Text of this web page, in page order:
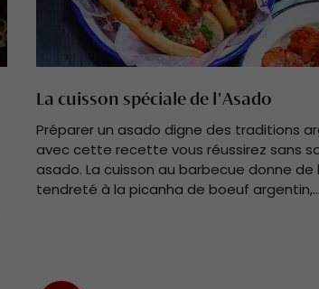
La cuisson spéciale de l'Asado
Préparer un asado digne des traditions
avec cette recette vous réussirez sans
asado. La cuisson au barbecue donne de
tendreté à la picanha de boeuf argentin,...